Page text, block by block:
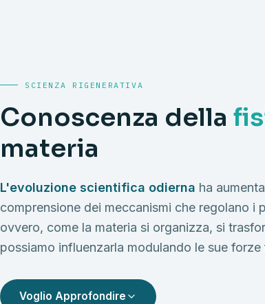
SCIENZA RIGENERATIVA
Conoscenza della
materia
L'evoluzione scientifica odierna ha
comprensione dei meccanismi che regolano i
ovvero, come la materia si organizza, si
possiamo influenzarla modulando le sue forze
Voglio Approfondire